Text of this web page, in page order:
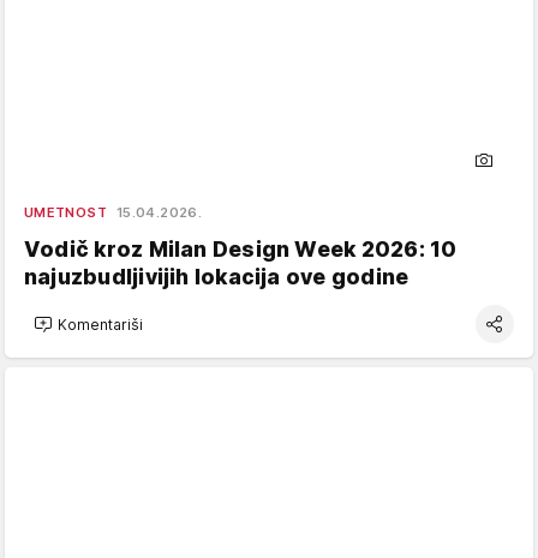
UMETNOST 15.04.2026.
Vodič kroz Milan Design Week 2026: 10
najuzbudljivijih lokacija ove godine
Komentariši